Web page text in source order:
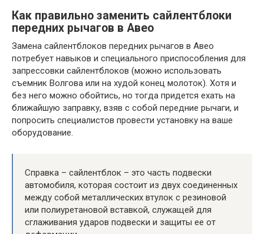
Как правильно заменить сайлентблоки
передних рычагов в Авео
Замена сайлентблоков передних рычагов в Авео
потребует навыков и специального приспособления для
запрессовки сайлентблоков (можно использовать
съемник Волгова или на худой конец молоток). Хотя и
без него можно обойтись, но тогда придется ехать на
ближайшую заправку, взяв с собой передние рычаги, и
попросить специалистов провести установку на ваше
оборудование.
Справка – сайлентблок – это часть подвески
автомобиля, которая состоит из двух соединенных
между собой металлических втулок с резиновой
или полиуретановой вставкой, служащей для
сглаживания ударов подвески и защиты ее от